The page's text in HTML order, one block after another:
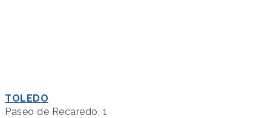
TOLEDO
Paseo de Recaredo, 1